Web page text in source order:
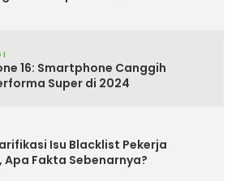
16: Smartphone Canggih
Super di 2024
Isu Blacklist Pekerja
Apa Fakta Sebenarnya?